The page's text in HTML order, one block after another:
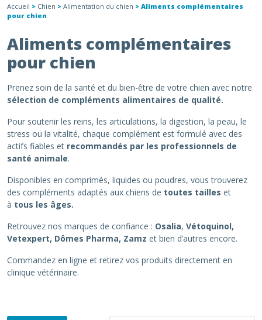
Accueil > Chien > Alimentation du chien > Aliments complémentaires
pour chien
Aliments complémentaires
pour chien
Prenez soin de la santé et du bien-être de votre chien avec notre
sélection de compléments alimentaires de qualité.
Pour soutenir les reins, les articulations, la digestion, la peau, le
stress ou la vitalité, chaque complément est formulé avec des
actifs fiables et recommandés par les professionnels de
santé animale.
Disponibles en comprimés, liquides ou poudres, vous trouverez
des compléments adaptés aux chiens de toutes tailles et
à tous les âges.
Retrouvez nos marques de confiance : Osalia, Vétoquinol,
Vetexpert, Dômes Pharma, Zamz et bien d’autres encore.
Commandez en ligne et retirez vos produits directement en
clinique vétérinaire.